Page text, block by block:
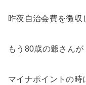
昨夜自治会費を徴収
もう80歳の爺さんが
マイナポイントの時